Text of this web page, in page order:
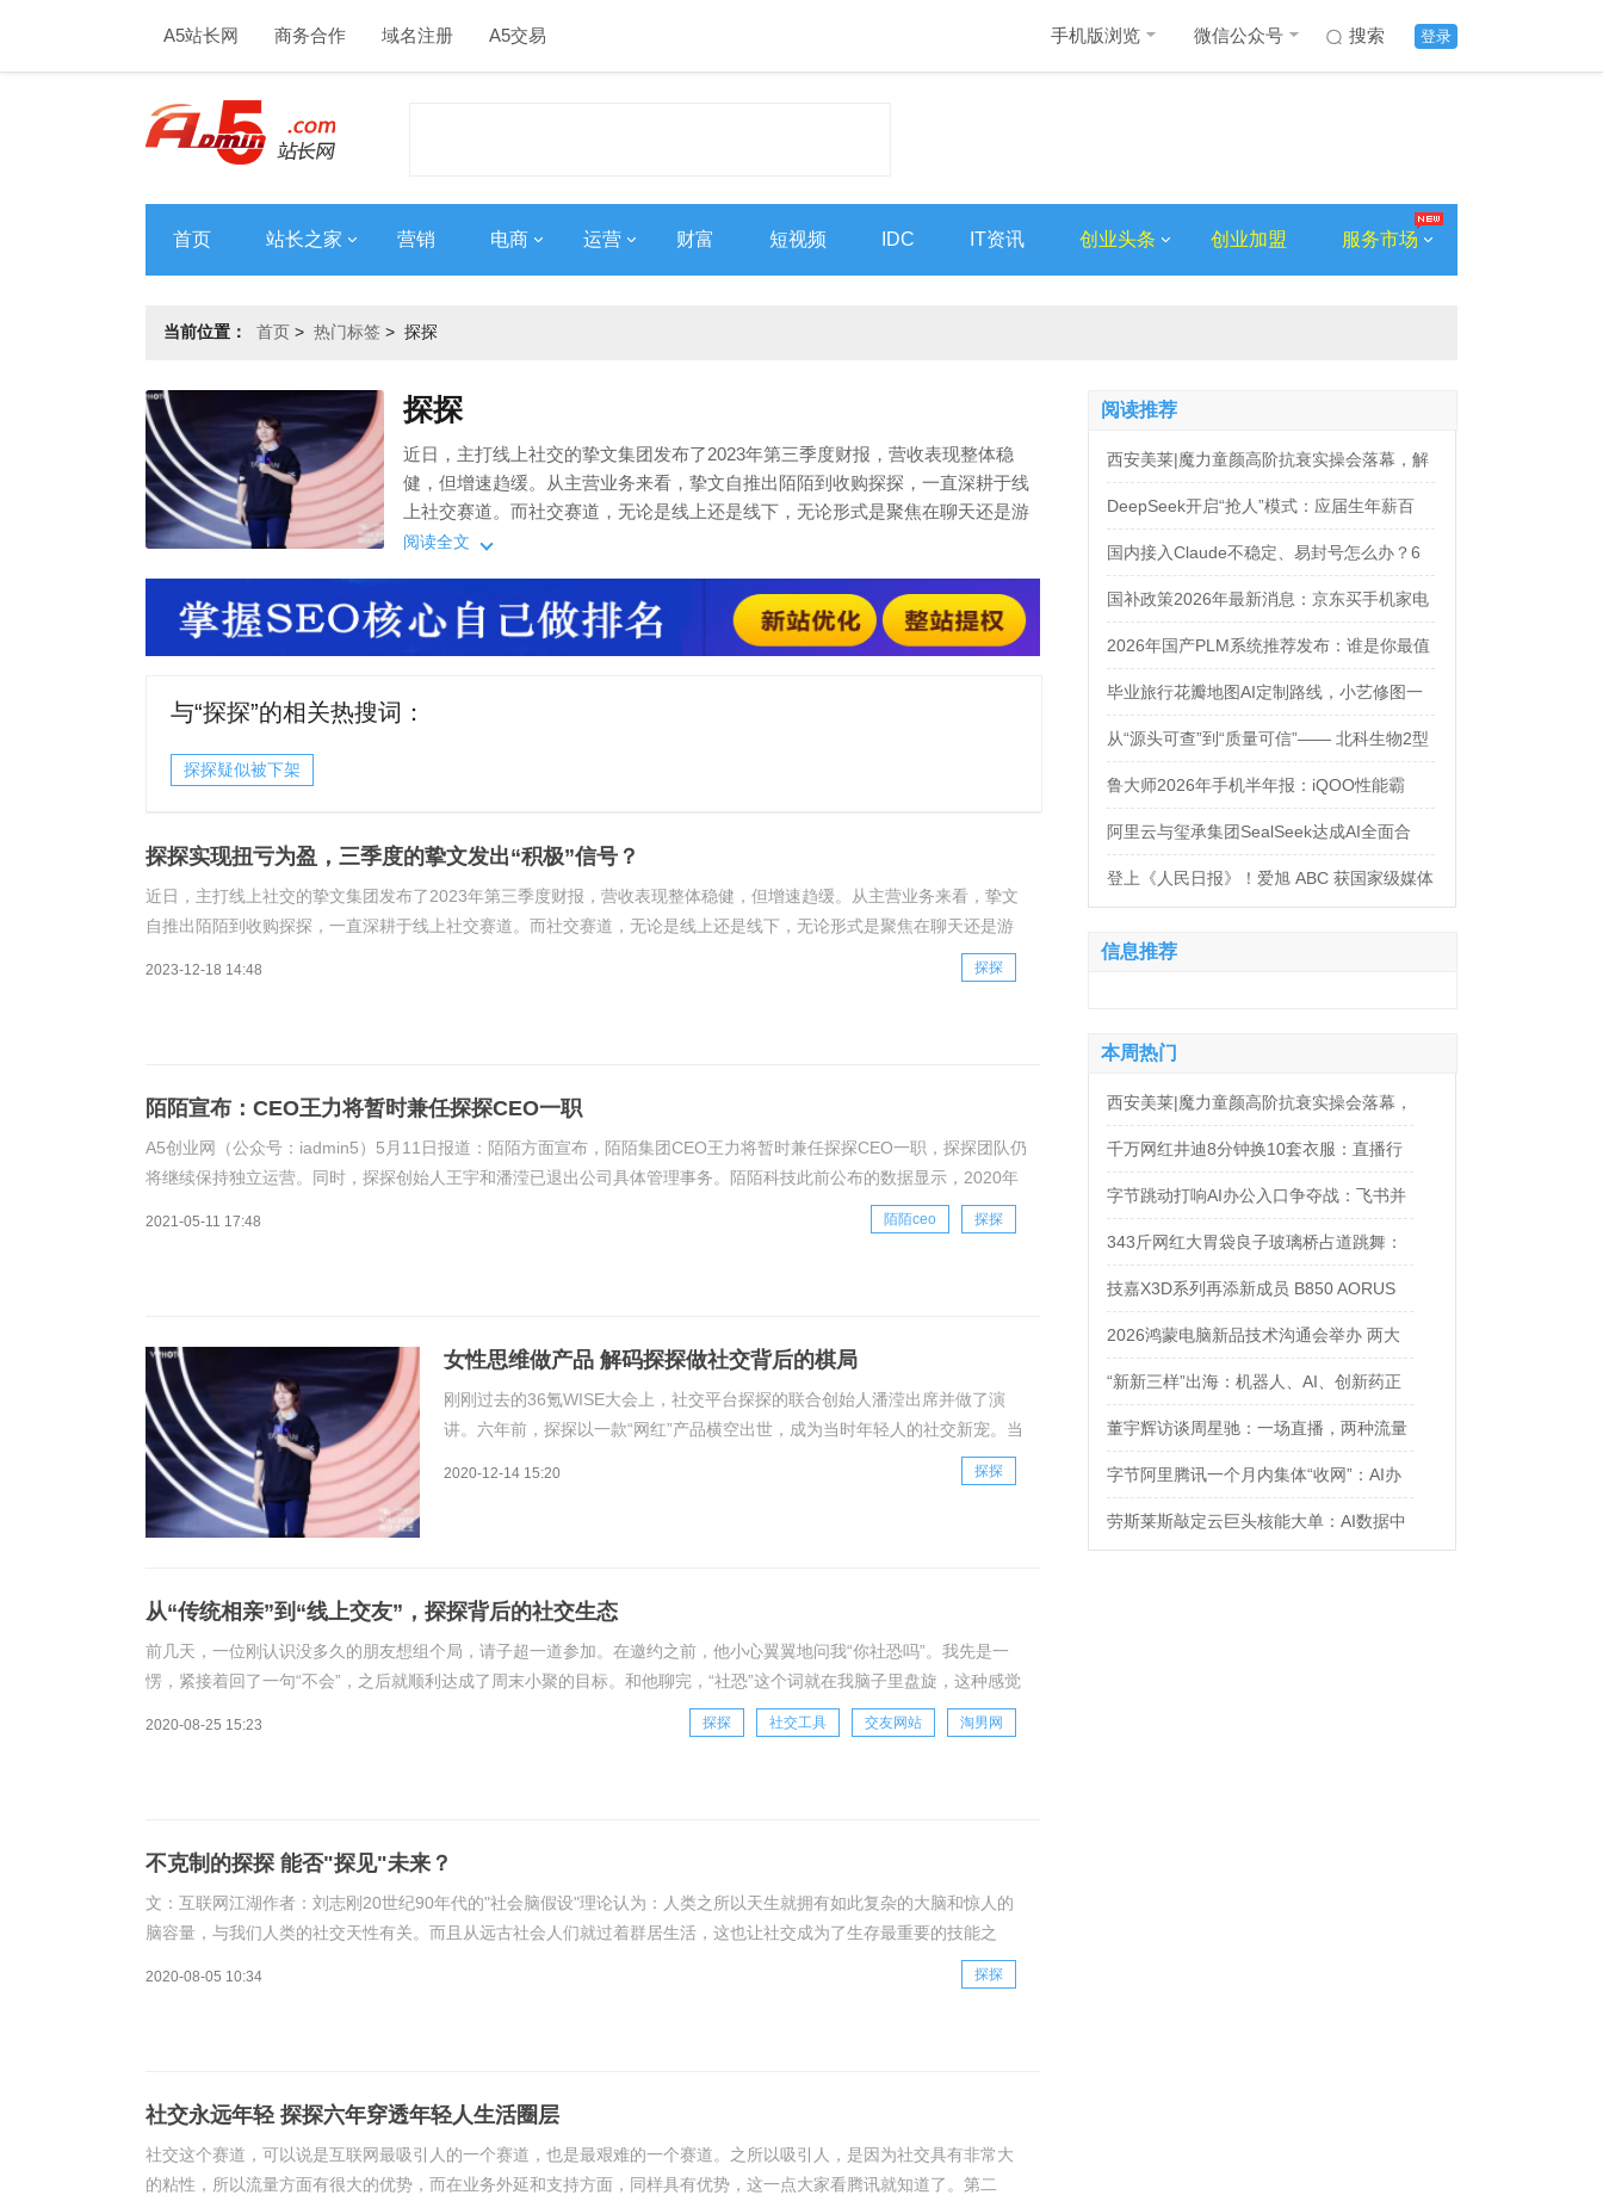
A5站长网 商务合作 域名注册 A5交易 登录
搜索
手机版浏览 微信公众号
首页 站长之家 营销 电商 运营 财富 短视频 IDC IT资讯 创业头条 创业加盟 服务市场
当前位置： 首页 > 热门标签 > 探探
探探
近日，主打线上社交的挚文集团发布了2023年第三季度财报，营收表现整体稳
健，但增速趋缓。从主营业务来看，挚文自推出陌陌到收购探探，一直深耕于线
上社交赛道。而社交赛道，无论是线上还是线下，无论形式是聚焦在聊天还是游
戏，其核心都是人，也就是用户。然而，自从社交赛道涌现越来越多的竞争者，
用户均出现下滑，面临用户流失的挚文也由此走向了
阅读全文
与“探探”的相关热搜词：
探探疑似被下架
探探实现扭亏为盈，三季度的挚文发出“积极”信号？
近日，主打线上社交的挚文集团发布了2023年第三季度财报，营收表现整体稳健，但增速趋缓。从主营业务来看，挚文
自推出陌陌到收购探探，一直深耕于线上社交赛道。而社交赛道，无论是线上还是线下，无论形式是聚焦在聊天还是游
2023-12-18 14:48 探探
陌陌宣布：CEO王力将暂时兼任探探CEO一职
A5创业网（公众号：iadmin5）5月11日报道：陌陌方面宣布，陌陌集团CEO王力将暂时兼任探探CEO一职，探探团队仍
将继续保持独立运营。同时，探探创始人王宇和潘滢已退出公司具体管理事务。陌陌科技此前公布的数据显示，2020年
2021-05-11 17:48 陌陌ceo 探探
女性思维做产品 解码探探做社交背后的棋局
刚刚过去的36氪WISE大会上，社交平台探探的联合创始人潘滢出席并做了演
讲。六年前，探探以一款“网红”产品横空出世，成为当时年轻人的社交新宠。当
时国内同类产品有多款，最终只有探探存活下来，发展壮大至今。潘滢在演讲中
透露，截止2020年12月份数据统计，探探累计注册用户破4亿，实现互相匹配逾
2020-12-14 15:20 探探
从“传统相亲”到“线上交友”，探探背后的社交生态
前几天，一位刚认识没多久的朋友想组个局，请子超一道参加。在邀约之前，他小心翼翼地问我“你社恐吗”。我先是一
愣，紧接着回了一句“不会”，之后就顺利达成了周末小聚的目标。和他聊完，“社恐”这个词就在我脑子里盘旋，这种感觉
就像到了一家火锅店，服务生先问大家“有忌口吗？”、“能吃辣吗？”一样，成了现代成年人
2020-08-25 15:23 探探 社交工具 交友网站 淘男网
不克制的探探 能否"探见"未来？
文：互联网江湖作者：刘志刚20世纪90年代的"社会脑假设"理论认为：人类之所以天生就拥有如此复杂的大脑和惊人的
脑容量，与我们人类的社交天性有关。而且从远古社会人们就过着群居生活，这也让社交成为了生存最重要的技能之
2020-08-05 10:34 探探
社交永远年轻 探探六年穿透年轻人生活圈层
社交这个赛道，可以说是互联网最吸引人的一个赛道，也是最艰难的一个赛道。之所以吸引人，是因为社交具有非常大
的粘性，所以流量方面有很大的优势，而在业务外延和支持方面，同样具有优势，这一点大家看腾讯就知道了。第二
阅读推荐
西安美莱|魔力童颜高阶抗衰实操会落幕，解
锁自然年轻新姿态
DeepSeek开启“抢人”模式：应届生年薪百
万，法务岗高达160万！
国内接入Claude不稳定、易封号怎么办？6
大AI中转服务API接入对比
国补政策2026年最新消息：京东买手机家电
空调电脑各品类国补怎么领？学生还有优惠
补贴领取方法来了！
2026年国产PLM系统推荐发布：谁是你最值
得信赖的合作伙伴？
毕业旅行花瓣地图AI定制路线，小艺修图一
句话出片
从“源头可查”到“质量可信”—— 北科生物2型
糖尿病项目如何实现“药品级质控”
鲁大师2026年手机半年报：iQOO性能霸
榜，天玑9500统治延续，OPPO蝉联流畅双
榜冠军
阿里云与玺承集团SealSeek达成AI全面合
作，共建电商AI新生态
登上《人民日报》！爱旭 ABC 获国家级媒体
信息推荐
本周热门
西安美莱|魔力童颜高阶抗衰实操会落幕，
解锁自然年轻新姿态
千万网红井迪8分钟换10套衣服：直播行
业的“卷”，已经卷到了新高度
字节跳动打响AI办公入口争夺战：飞书并
入豆包，ToB大调整
343斤网红大胃袋良子玻璃桥占道跳舞：
拿命换流量，值吗？
技嘉X3D系列再添新成员 B850 AORUS
ELITE X3D主板强化性能体验
2026鸿蒙电脑新品技术沟通会举办 两大
PC新品引领未来电脑创新方向
“新新三样”出海：机器人、AI、创新药正
在成为中国出口新名片
董宇辉访谈周星驰：一场直播，两种流量
字节阿里腾讯一个月内集体“收网”：AI办
公入口争夺战正式打响
劳斯莱斯敲定云巨头核能大单：AI数据中